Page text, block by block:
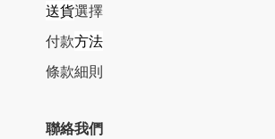
送貨選擇
付款方法
條款細則
聯絡我們